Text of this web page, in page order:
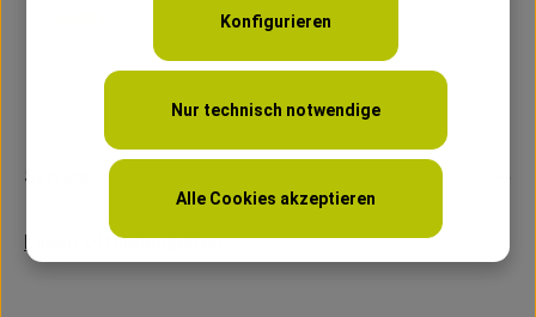
Service
Laden Öffnungszeiten
Nur technisch notwendige
Konfigurieren
Alle Cookies akzeptieren